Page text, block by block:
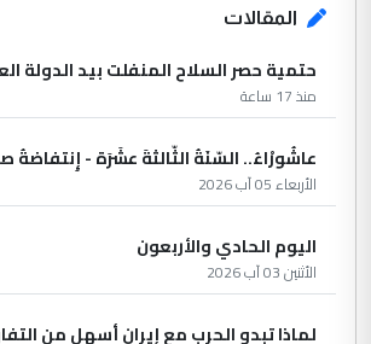
المقالات
حتمية حصر السلاح المنفلت بيد الدولة
منذ 17 ساعة
عاشُورْاءُ.. السّنَةُ الثّالثةَ عشَرَة - إِنتفاضةُ
الأربعاء 05 آب 2026
اليوم الحادي والأربعون
الأثنين 03 آب 2026
لماذا تبدو الحرب مع إيران أسهل من